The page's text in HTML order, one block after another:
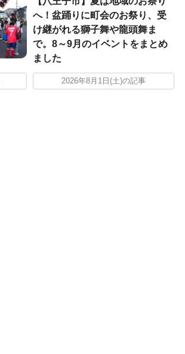
へ！盆踊りに町会のお祭り、受
け継がれる獅子舞や龍頭舞ま
で。8～9月のイベントをまとめ
ました
2026年8月1日(土)の記事